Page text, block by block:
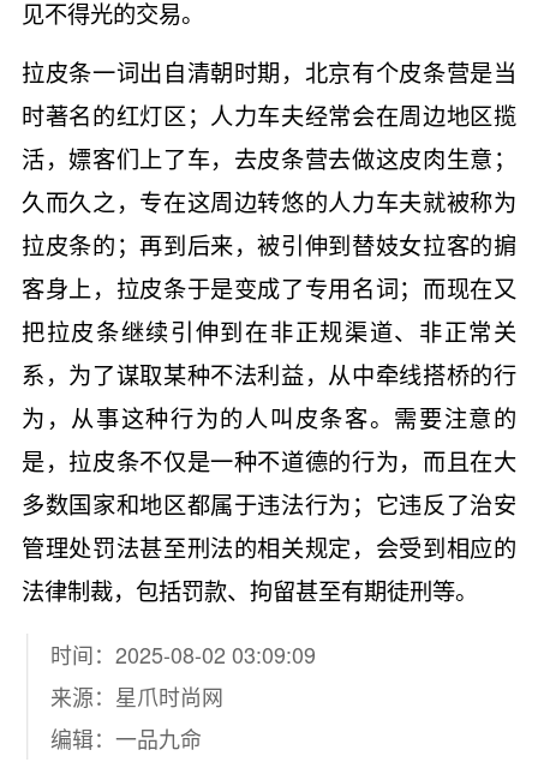
见不得光的交易。
拉皮条一词出自清朝时期，北京有个皮条营是当
时著名的红灯区；人力车夫经常会在周边地区揽
活，嫖客们上了车，去皮条营去做这皮肉生意；
久而久之，专在这周边转悠的人力车夫就被称为
拉皮条的；再到后来，被引伸到替妓女拉客的掮
客身上，拉皮条于是变成了专用名词；而现在又
把拉皮条继续引伸到在非正规渠道、非正常关
系，为了谋取某种不法利益，从中牵线搭桥的行
为，从事这种行为的人叫皮条客。需要注意的
是，拉皮条不仅是一种不道德的行为，而且在大
多数国家和地区都属于违法行为；它违反了治安
管理处罚法甚至刑法的相关规定，会受到相应的
法律制裁，包括罚款、拘留甚至有期徒刑等。
时间：2025-08-02 03:09:09
来源： 星爪时尚网
编辑：一品九命